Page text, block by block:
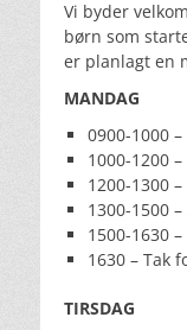
Vi byder
børn som
er planlagt en
MANDAG
0900-1000
1000-1200
1200-1300
1300-1500
1500-1630
1630 – Tak
TIRSDAG